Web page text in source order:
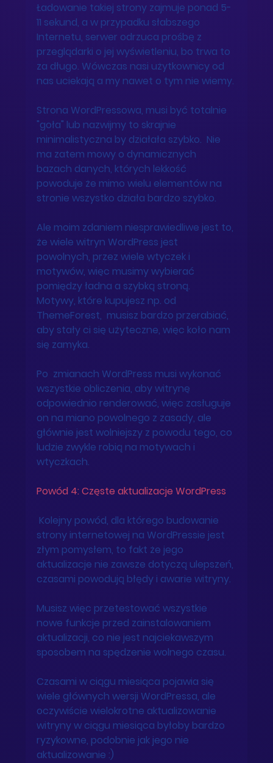
Ładowanie takiej strony zajmuje ponad 5-
11 sekund, a w przypadku słabszego
Internetu, serwer odrzuca prośbę z
przeglądarki o jej wyświetleniu, bo trwa to
za długo. Wówczas nasi użytkownicy od
nas uciekają a my nawet o tym nie wiemy.
Strona WordPressowa, musi być totalnie
"goła" lub nazwijmy to skrajnie
minimalistyczna by działała szybko.  Nie
ma zatem mowy o dynamicznych
bazach danych, których lekkość
powoduje że mimo wielu elementów na
stronie wszystko działa bardzo szybko.
Ale moim zdaniem niesprawiedliwe jest to,
że wiele witryn WordPress jest
powolnych, przez wiele wtyczek i
motywów, więc musimy wybierać
pomiędzy ładna a szybką stroną.
Motywy, które kupujesz np. od
ThemeForest,  musisz bardzo przerabiać,
aby stały ci się użyteczne, więc koło nam
się zamyka.
Po  zmianach WordPress musi wykonać
wszystkie obliczenia, aby witrynę
odpowiednio renderować, więc zasługuje
on na miano powolnego z zasady, ale
głównie jest wolniejszy z powodu tego, co
ludzie zwykle robią na motywach i
wtyczkach.
Powód 4: Częste aktualizacje WordPress
strony internetowej na WordPressie jest
złym pomysłem, to fakt że jego
aktualizacje nie zawsze dotyczą ulepszeń,
czasami powodują błędy i awarie witryny.
Musisz więc przetestować wszystkie
nowe funkcje przed zainstalowaniem
aktualizacji, co nie jest najciekawszym
sposobem na spędzenie wolnego czasu.
Czasami w ciągu miesiąca pojawia się
wiele głównych wersji WordPressa, ale
oczywiście wielokrotne aktualizowanie
witryny w ciągu miesiąca byłoby bardzo
ryzykowne, podobnie jak jego nie
aktualizowanie :)